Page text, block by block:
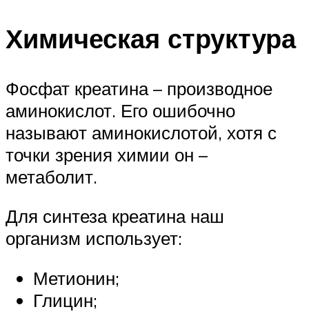
Химическая структура
Фосфат креатина – производное
аминокислот. Его ошибочно
называют аминокислотой, хотя с
точки зрения химии он –
метаболит.
Для синтеза креатина наш
организм использует:
Метионин;
Глицин;